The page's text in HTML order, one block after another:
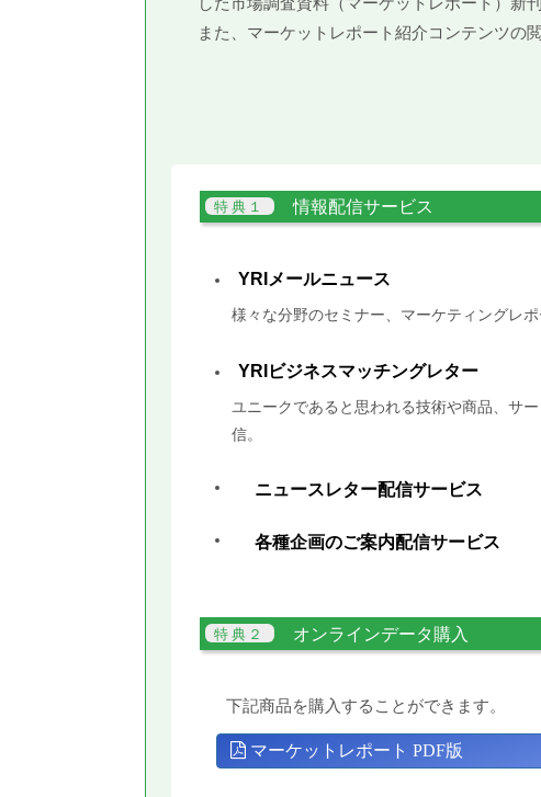
また、マーケットレポート紹介コンテンツの
情報配信サービス
YRIメールニュース
様々な分野のセミナー、マーケティングレ
YRIビジネスマッチングレター
ユニークであると思われる技術や商品、サ
信。
ニュースレター配信サービス
各種企画のご案内配信サービス
オンラインデータ購入
下記商品を購入することができます。
マーケットレポート PDF版